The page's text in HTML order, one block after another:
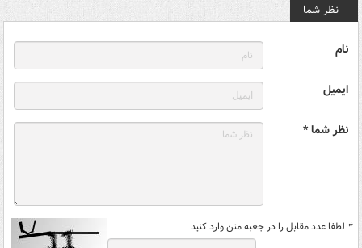
نظر شما
نام
ایمیل
نظر شما *
* لطفا عدد مقابل را در جعبه متن وارد کنید